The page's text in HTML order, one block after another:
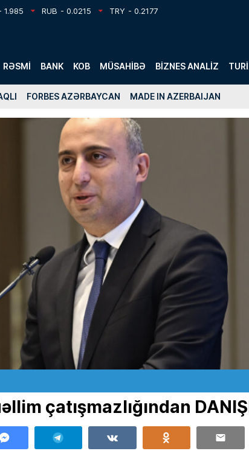
1.985 RUB - 0.0215 TRY - 0.2177
RƏSMI BANK KOB MÜSAHIBƏ BIZNES ANALIZ
FORBES AZƏRBAYCAN MADE IN AZERBAIJAN
çatışmazlığından